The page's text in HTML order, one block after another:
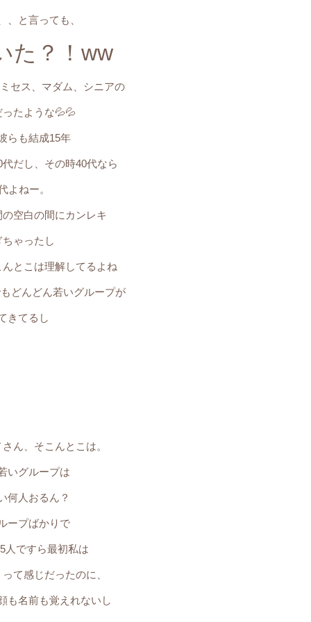
、と言っても、
た？！ww
セス、マダム、シニアの
たような💦💦
らも結成15年
だし、その時40代なら
よねー。
空白の間にカンレキ
ゃったし
とこは理解してるよね
どんどん若いグループが
きてるし
ん、そこんとこは。
いグループは
何人おるん？
ープばかりで
人ですら最初私は
て感じだったのに、
も名前も覚えれないし